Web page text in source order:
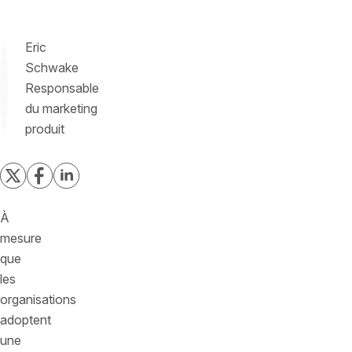
Eric
Schwake
Responsable
du marketing
produit
À
mesure
que
les
organisations
adoptent
une